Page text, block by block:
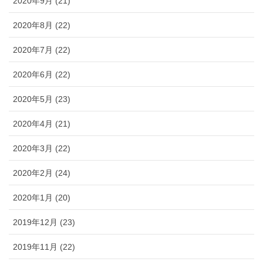
2020年8月 (22)
2020年7月 (22)
2020年6月 (22)
2020年5月 (23)
2020年4月 (21)
2020年3月 (22)
2020年2月 (24)
2020年1月 (20)
2019年12月 (23)
2019年11月 (22)